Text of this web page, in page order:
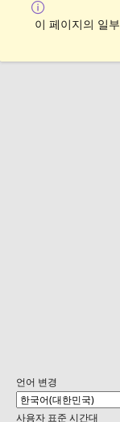
이 페이지의 일
언어 변경
사용자 표준 시간대